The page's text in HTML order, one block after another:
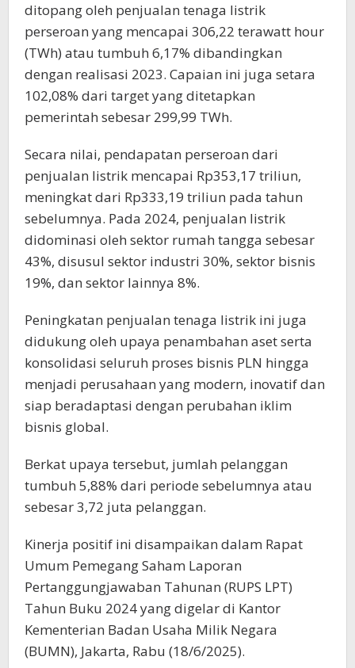
ditopang oleh penjualan tenaga listrik
perseroan yang mencapai 306,22 terawatt hour
(TWh) atau tumbuh 6,17% dibandingkan
dengan realisasi 2023. Capaian ini juga setara
102,08% dari target yang ditetapkan
pemerintah sebesar 299,99 TWh.
Secara nilai, pendapatan perseroan dari
penjualan listrik mencapai Rp353,17 triliun,
meningkat dari Rp333,19 triliun pada tahun
sebelumnya. Pada 2024, penjualan listrik
didominasi oleh sektor rumah tangga sebesar
43%, disusul sektor industri 30%, sektor bisnis
19%, dan sektor lainnya 8%.
Peningkatan penjualan tenaga listrik ini juga
didukung oleh upaya penambahan aset serta
konsolidasi seluruh proses bisnis PLN hingga
menjadi perusahaan yang modern, inovatif dan
siap beradaptasi dengan perubahan iklim
bisnis global.
Berkat upaya tersebut, jumlah pelanggan
tumbuh 5,88% dari periode sebelumnya atau
sebesar 3,72 juta pelanggan.
Kinerja positif ini disampaikan dalam Rapat
Umum Pemegang Saham Laporan
Pertanggungjawaban Tahunan (RUPS LPT)
Tahun Buku 2024 yang digelar di Kantor
Kementerian Badan Usaha Milik Negara
(BUMN), Jakarta, Rabu (18/6/2025).